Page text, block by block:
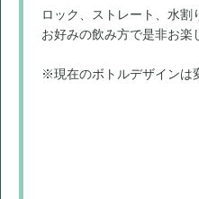
ロック、ストレート、水
お好みの飲み方で是非お楽
※現在のボトルデザインは